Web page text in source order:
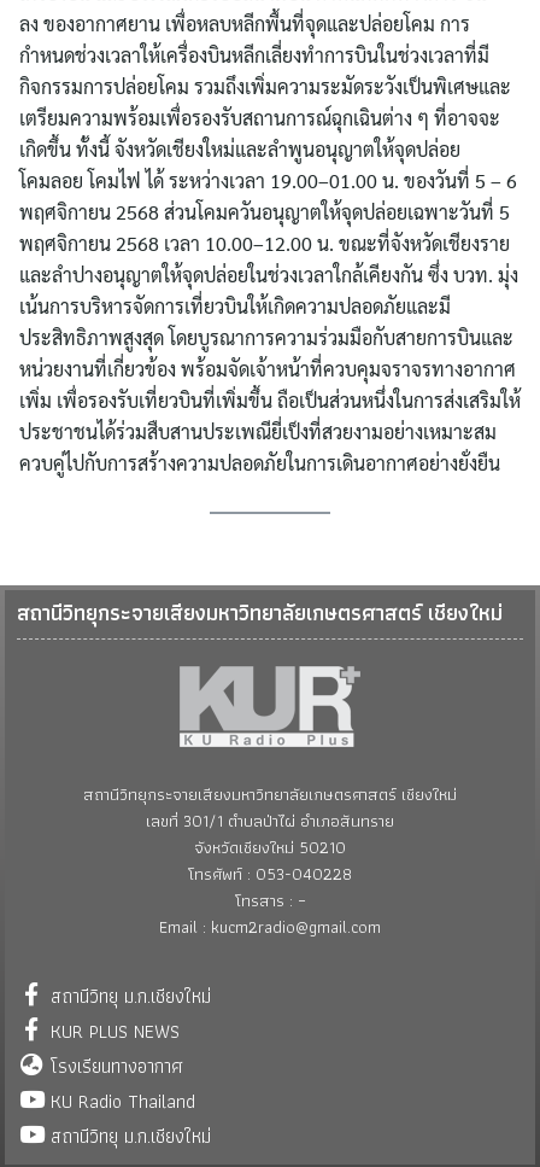
ลง ของอากาศยาน เพื่อหลบหลีกพื้นที่จุดและปล่อยโคม การ
กำหนดช่วงเวลาให้เครื่องบินหลีกเลี่ยงทำการบินในช่วงเวลาที่มี
กิจกรรมการปล่อยโคม รวมถึงเพิ่มความระมัดระวังเป็นพิเศษและ
เตรียมความพร้อมเพื่อรองรับสถานการณ์ฉุกเฉินต่าง ๆ ที่อาจจะ
เกิดขึ้น ทั้งนี้ จังหวัดเชียงใหม่และลำพูนอนุญาตให้จุดปล่อย
โคมลอย โคมไฟ ได้ ระหว่างเวลา 19.00–01.00 น. ของวันที่ 5 – 6
พฤศจิกายน 2568 ส่วนโคมควันอนุญาตให้จุดปล่อยเฉพาะวันที่ 5
พฤศจิกายน 2568 เวลา 10.00–12.00 น. ขณะที่จังหวัดเชียงราย
และลำปางอนุญาตให้จุดปล่อยในช่วงเวลาใกล้เคียงกัน ซึ่ง บวท. มุ่ง
เน้นการบริหารจัดการเที่ยวบินให้เกิดความปลอดภัยและมี
ประสิทธิภาพสูงสุด โดยบูรณาการความร่วมมือกับสายการบินและ
หน่วยงานที่เกี่ยวข้อง พร้อมจัดเจ้าหน้าที่ควบคุมจราจรทางอากาศ
เพิ่ม เพื่อรองรับเที่ยวบินที่เพิ่มขึ้น ถือเป็นส่วนหนึ่งในการส่งเสริมให้
ประชาชนได้ร่วมสืบสานประเพณียี่เป็งที่สวยงามอย่างเหมาะสม
ควบคู่ไปกับการสร้างความปลอดภัยในการเดินอากาศอย่างยั่งยืน
สถานีวิทยุกระจายเสียงมหาวิทยาลัยเกษตรศาสตร์ เชียงใหม่
สถานีวิทยุกระจายเสียงมหาวิทยาลัยเกษตรศาสตร์ เชียงใหม่
เลขที่ 301/1 ตำบลป่าไผ่ อำเภอสันทราย
จังหวัดเชียงใหม่ 50210
โทรศัพท์ : 053-040228
โทรสาร : –
Email : kucm2radio@gmail.com
สถานีวิทยุ ม.ก.เชียงใหม่
KUR PLUS NEWS
โรงเรียนทางอากาศ
KU Radio Thailand
สถานีวิทยุ ม.ก.เชียงใหม่